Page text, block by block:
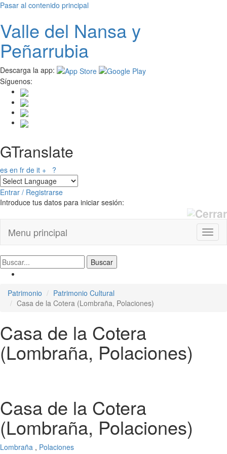
Pasar al contenido principal
Valle del Nansay
Peñarrubia
Descarga la app:
Síguenos:
GTranslate
es en fr de it + ?
Entrar / Registrarse
Introduce tus datos para iniciar sesión:
Menu principal
Patrimonio
Patrimonio Cultural
Casa de la Cotera (Lombraña, Polaciones)
Casa de la Cotera
(Lombraña, Polaciones)
Casa de la Cotera
(Lombraña, Polaciones)
Lombraña , Polaciones